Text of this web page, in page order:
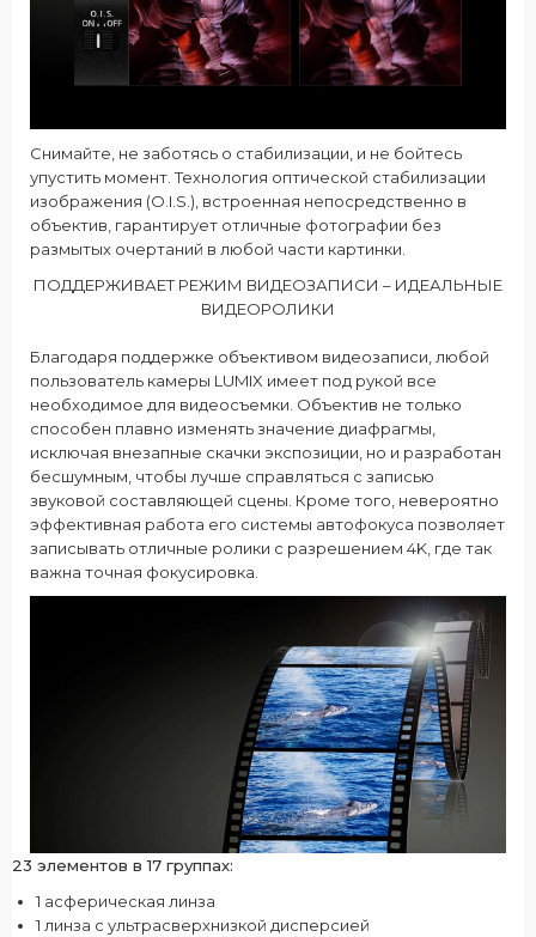
Снимайте, не заботясь о стабилизации, и не бойтесь
упустить момент. Технология оптической стабилизации
изображения (O.I.S.), встроенная непосредственно в
объектив, гарантирует отличные фотографии без
размытых очертаний в любой части картинки.
ПОДДЕРЖИВАЕТ РЕЖИМ ВИДЕОЗАПИСИ – ИДЕАЛЬНЫЕ
ВИДЕОРОЛИКИ
Благодаря поддержке объективом видеозаписи, любой
пользователь камеры LUMIX имеет под рукой все
необходимое для видеосъемки. Объектив не только
способен плавно изменять значение диафрагмы,
исключая внезапные скачки экспозиции, но и разработан
бесшумным, чтобы лучше справляться с записью
звуковой составляющей сцены. Кроме того, невероятно
эффективная работа его системы автофокуса позволяет
записывать отличные ролики с разрешением 4K, где так
важна точная фокусировка.
23 элементов в 17 группах:
1 асферическая линза
1 линза с ультрасверхнизкой дисперсией